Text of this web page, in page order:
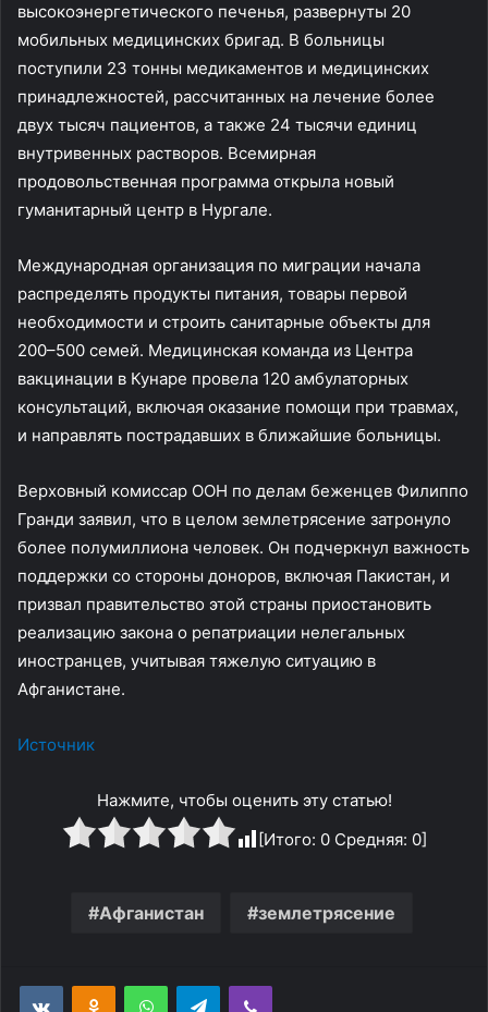
высокоэнергетического печенья, развернуты 20
мобильных медицинских бригад. В больницы
поступили 23 тонны медикаментов и медицинских
принадлежностей, рассчитанных на лечение более
двух тысяч пациентов, а также 24 тысячи единиц
внутривенных растворов. Всемирная
продовольственная программа открыла новый
гуманитарный центр в Нургале.
Международная организация по миграции начала
распределять продукты питания, товары первой
необходимости и строить санитарные объекты для
200–500 семей. Медицинская команда из Центра
вакцинации в Кунаре провела 120 амбулаторных
консультаций, включая оказание помощи при травмах,
и направлять пострадавших в ближайшие больницы.
Верховный комиссар ООН по делам беженцев Филиппо
Гранди заявил, что в целом землетрясение затронуло
более полумиллиона человек. Он подчеркнул важность
поддержки со стороны доноров, включая Пакистан, и
призвал правительство этой страны приостановить
реализацию закона о репатриации нелегальных
иностранцев, учитывая тяжелую ситуацию в
Афганистане.
Источник
Нажмите, чтобы оценить эту статью!
[Итого: 0Средняя: 0]
Афганистан землетрясение
Telegram